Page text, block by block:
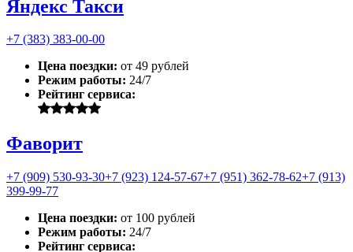
Яндекс Такси
+7 (383) 383-00-00
Цена поездки: от 49 рублей
Режим работы: 24/7
Рейтинг сервиса:
Фаворит
+7 (909) 530-93-30+7 (923) 124-57-67+7 (951) 362-78-62+7 (913)
399-99-77
Цена поездки: от 100 рублей
Режим работы: 24/7
Рейтинг сервиса: